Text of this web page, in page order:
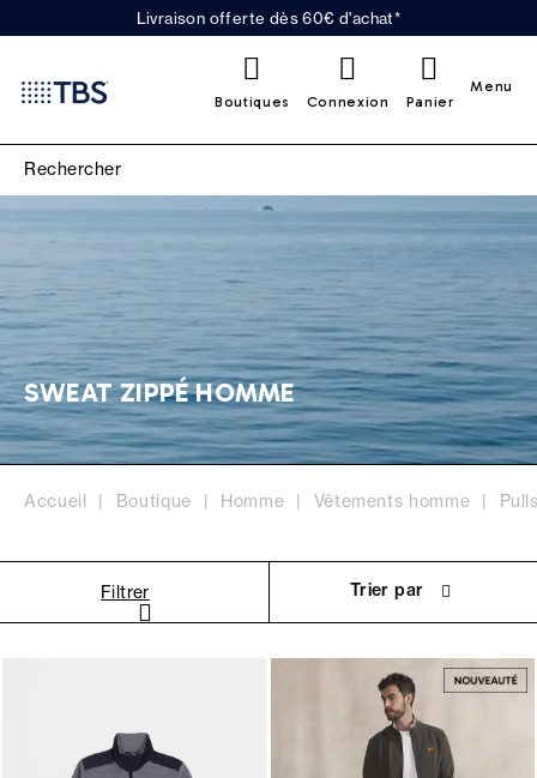
Livraison offerte dès 60€ d'achat*
Boutiques Connexion Panier
Menu
SWEAT ZIPPÉ HOMME
Accueil Boutique Homme Vêtements homme
Filtrer Trier par